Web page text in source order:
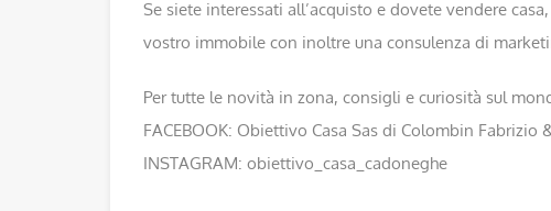
Se siete interessati all’acquisto e dovete vendere
vostro immobile con inoltre una consulenza di
Per tutte le novità in zona, consigli e curiosità sul
FACEBOOK: Obiettivo Casa Sas di Colombin Fabrizio
INSTAGRAM: obiettivo_casa_cadoneghe